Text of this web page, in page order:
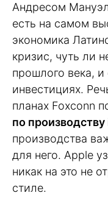
Андресом
есть на самом
экономика
кризис, чуть ли
прошлого века, и
инвестициях.
планах Foxconn
по
производства
для него. Apple
никак на это не
стиле.